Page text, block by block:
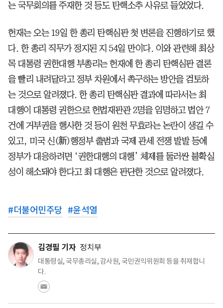
는 국무회의를 주재한 것 등도 탄핵소추 사유로 들었었다.
헌재는 오는 19일 한 총리 탄핵심판 첫 변론을 진행하기로 했
다. 한 총리 직무가 정지된 지 54일 만이다. 이와 관련해 최상
목 대통령 권한대행 부총리는 헌재에 한 총리 탄핵심판 결론
을 빨리 내려달라고 정부 차원에서 촉구하는 방안을 검토하
는 것으로 알려졌다. 한 총리 탄핵심판 결과에 따라서는 최
대행이 대통령 권한으로 헌법재판관 2명을 임명하고 법안 7
건에 거부권을 행사한 것 등이 원천 무효라는 논란이 생길 수
있고, 미국 신(新)행정부 출범과 국제 관세 전쟁 발발 등에
정부가 대응하려면 ‘권한대행의 대행’ 체제를 둘러싼 불확실
성이 해소돼야 한다고 최 대행은 판단한 것으로 알려졌다.
#더불어민주당 #윤석열
김경필 기자 정치부
대통령실, 국무총리실, 감사원, 국민권익위원회 등을 취재합니
다.